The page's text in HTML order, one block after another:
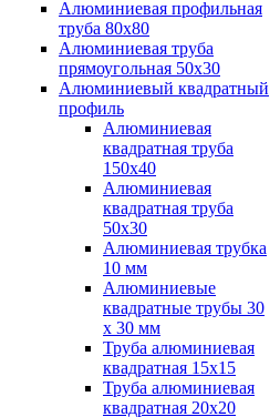
Алюминиевая профильная
труба 80х80
Алюминиевая труба
прямоугольная 50х30
Алюминиевый квадратный
профиль
Алюминиевая
квадратная труба
150х40
Алюминиевая
квадратная труба
50х30
Алюминиевая трубка
10 мм
Алюминиевые
квадратные трубы 30
х 30 мм
Труба алюминиевая
квадратная 15х15
Труба алюминиевая
квадратная 20х20